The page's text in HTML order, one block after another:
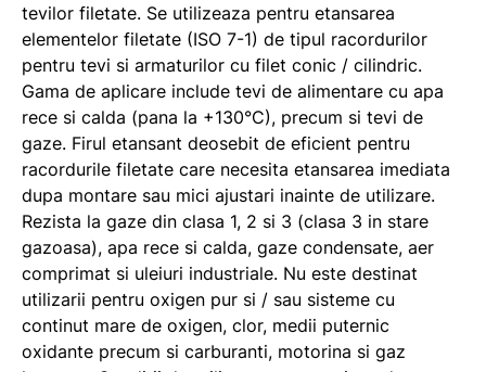
tevilor filetate. Se utilizeaza pentru etansarea
elementelor filetate (ISO 7-1) de tipul racordurilor
pentru tevi si armaturilor cu filet conic / cilindric.
Gama de aplicare include tevi de alimentare cu apa
rece si calda (pana la +130°C), precum si tevi de
gaze. Firul etansant deosebit de eficient pentru
racordurile filetate care necesita etansarea imediata
dupa montare sau mici ajustari inainte de utilizare.
Rezista la gaze din clasa 1, 2 si 3 (clasa 3 in stare
gazoasa), apa rece si calda, gaze condensate, aer
comprimat si uleiuri industriale. Nu este destinat
utilizarii pentru oxigen pur si / sau sisteme cu
continut mare de oxigen, clor, medii puternic
oxidante precum si carburanti, motorina si gaz